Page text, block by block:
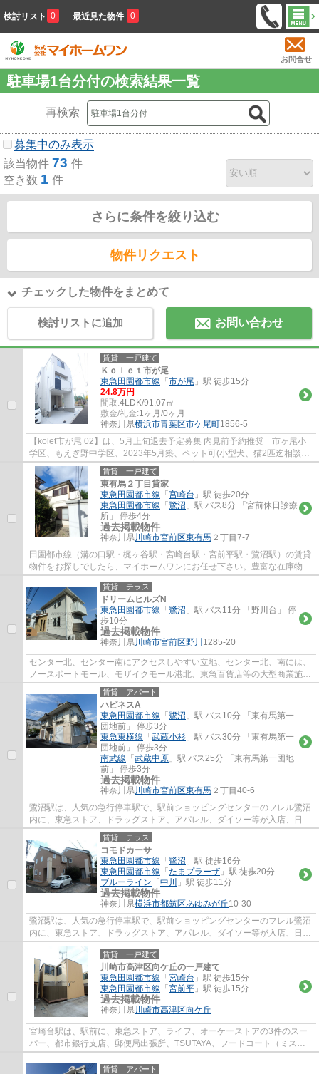
検討リスト 0 最近見た物件 0
お問合せ
駐車場1台分付の検索結果一覧
再検索
募集中のみ表示
該当物件 73 件
空き数 1 件
さらに条件を絞り込む
物件リクエスト
チェックした物件をまとめて
検討リストに追加 お問い合わせ
賃貸｜一戸建て
Ｋｏｌｅｔ市が尾
東急田園都市線 「 市が尾 」駅 徒歩15分
24.8万円
間取:4LDK/91.07㎡
敷金/礼金:1ヶ月/0ヶ月
神奈川県横浜市青葉区市ケ尾町1856-5
【kolet市が尾 02】は、5月上旬退去予定募集 内見前予約推奨 市ヶ尾小
学区、もえぎ野中学区、2023年5月築、ペット可(小型犬、猫2匹迄相談敷
金1ヵ月、中型犬・大型犬1匹迄敷金2ヵ月増)...
賃貸｜一戸建て
東有馬２丁目貸家
東急田園都市線 「 宮崎台 」駅 徒歩20分
東急田園都市線 「 鷺沼 」駅 バス8分 「宮前休日診療
所」 停歩4分
過去掲載物件
神奈川県川崎市宮前区東有馬 ２丁目7-7
田園都市線（溝の口駅・梶ヶ谷駅・宮崎台駅・宮前平駅・鷺沼駅）の賃貸
物件をお探しでしたら、マイホームワンにお任せ下さい。豊富な在庫物件
から、お客様のご要望に合うお部屋をご提...
賃貸｜テラス
ドリームヒルズN
東急田園都市線 「 鷺沼 」駅 バス11分 「野川台」 停
歩10分
過去掲載物件
神奈川県川崎市宮前区野川 1285-20
センター北、センター南にアクセスしやすい立地、センター北、南には、
ノースポートモール、モザイクモール港北、東急百貨店等の大型商業施設
が利用しやすいので休日の過ごし方の幅も...
賃貸｜アパート
ハピネスA
東急田園都市線 「 鷺沼 」駅 バス10分 「東有馬第一
団地前」 停歩3分
東急東横線 「 武蔵小杉 」駅 バス30分 「東有馬第一
団地前」 停歩3分
南武線 「 武蔵中原 」駅 バス25分 「東有馬第一団地
前」 停歩3分
過去掲載物件
神奈川県川崎市宮前区東有馬 ２丁目40-6
鷺沼駅は、人気の急行停車駅で、駅前ショッピングセンターのフレル鷺沼
内に、東急ストア、ドラッグストア、アパレル、ダイソー等が入店、日常
のお買い物に便利で、周辺には、飲食店街...
賃貸｜テラス
コモドカーサ
東急田園都市線 「 鷺沼 」駅 徒歩16分
東急田園都市線 「 たまプラーザ 」駅 徒歩20分
ブルーライン 「 中川 」駅 徒歩11分
過去掲載物件
神奈川県横浜市都筑区あゆみが丘10-30
鷺沼駅は、人気の急行停車駅で、駅前ショッピングセンターのフレル鷺沼
内に、東急ストア、ドラッグストア、アパレル、ダイソー等が入店、日常
のお買い物に便利で、周辺には、飲食店街...
賃貸｜一戸建て
川崎市高津区向ケ丘の一戸建て
東急田園都市線 「 宮崎台 」駅 徒歩15分
東急田園都市線 「 宮前平 」駅 徒歩15分
過去掲載物件
神奈川県川崎市高津区向ケ丘
宮崎台駅は、駅前に、東急ストア、ライフ、オーケーストアの3件のスー
パー、都市銀行支店、郵便局出張所、TSUTAYA、フードコート（ミスタ
ードーナツ、ケンタッキー、タリーズ、銀だこ...
賃貸｜アパート